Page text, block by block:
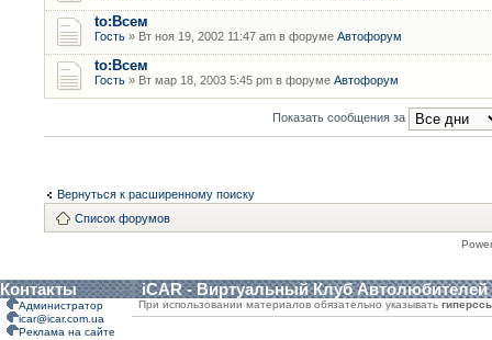
to:Всем
Гость » Вт ноя 19, 2002 11:47 am в форуме Автофорум
to:Всем
Гость » Вт мар 18, 2003 5:45 pm в форуме Автофорум
Показать сообщения за
Вернуться к расширенному поиску
Список форумов
Контакты iCAR - Виртуальный Клуб Автолюбителей
Администратор
icar@icar.com.ua
Реклама на сайте
При использовании материалов обязательно указывать